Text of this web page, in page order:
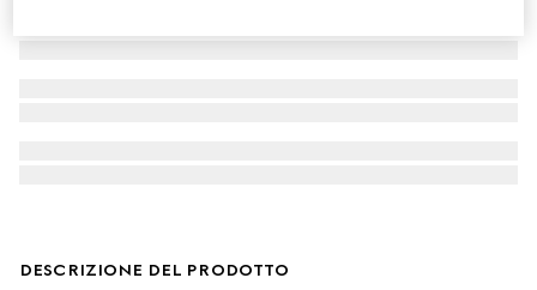
DESCRIZIONE DEL PRODOTTO